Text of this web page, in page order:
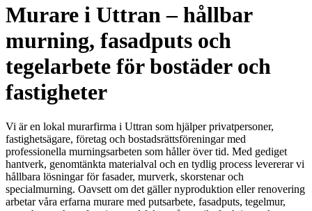
Murare i Uttran – hållbar
murning, fasadputs och
tegelarbete för bostäder och
fastigheter
Vi är en lokal murarfirma i Uttran som hjälper privatpersoner,
fastighetsägare, företag och bostadsrättsföreningar med
professionella murningsarbeten som håller över tid. Med gediget
hantverk, genomtänkta materialval och en tydlig process levererar vi
hållbara lösningar för fasader, murverk, skorstenar och
specialmurning. Oavsett om det gäller nyproduktion eller renovering
arbetar våra erfarna murare med putsarbete, fasadputs, tegelmur,